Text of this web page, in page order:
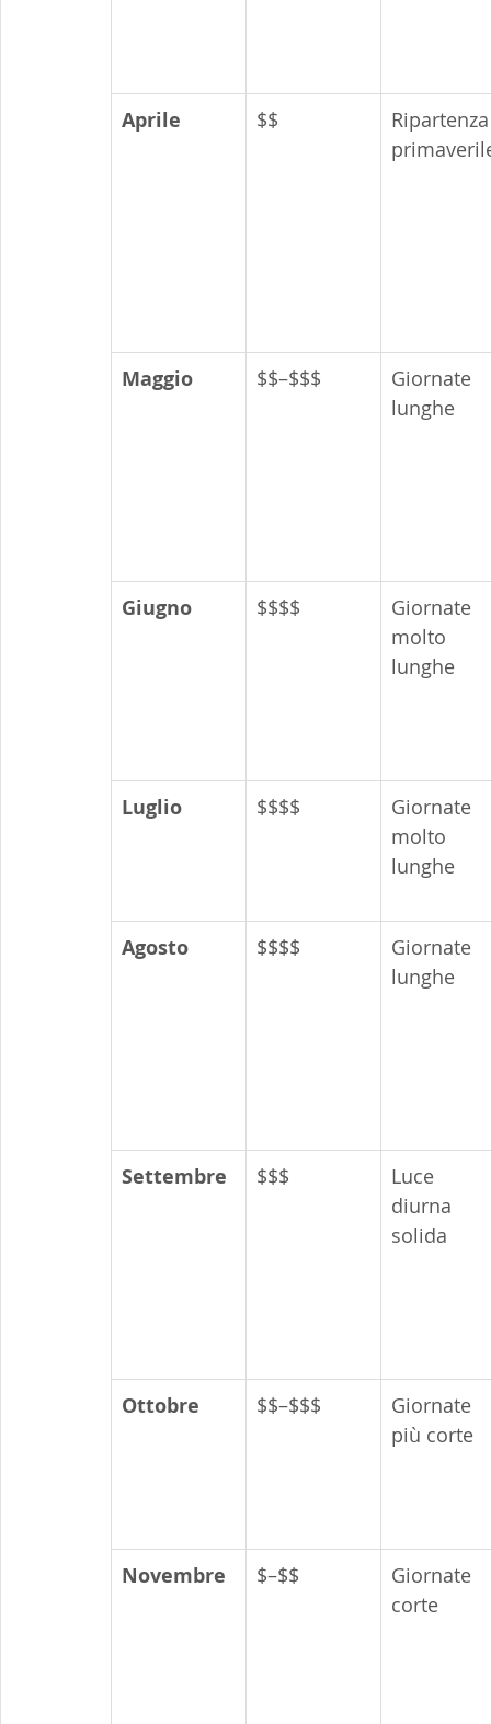
Aprile $$
Maggio $$–$$$
Giornate
lunghe
Giugno $$$$
Giornate
molto
lunghe
Luglio $$$$
Giornate
molto
lunghe
Agosto $$$$
Giornate
lunghe
Settembre $$$
Luce
diurna
solida
Ottobre $$–$$$
Giornate
più corte
Novembre $–$$
Giornate
corte